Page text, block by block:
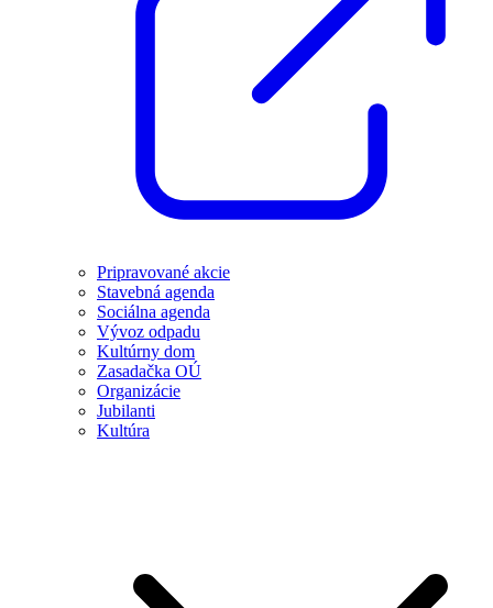
Pripravované akcie
Stavebná agenda
Sociálna agenda
Vývoz odpadu
Kultúrny dom
Zasadačka OÚ
Organizácie
Jubilanti
Kultúra